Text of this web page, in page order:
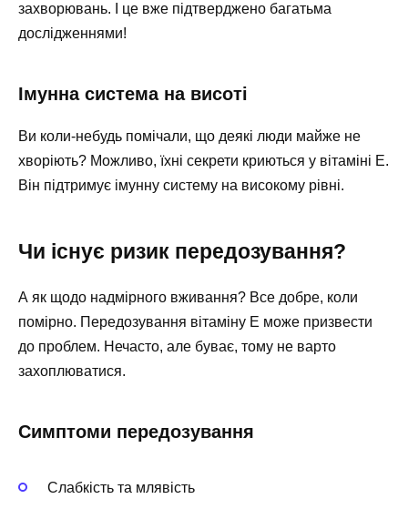
захворювань. І це вже підтверджено багатьма
дослідженнями!
Імунна система на висоті
Ви коли-небудь помічали, що деякі люди майже не
хворіють? Можливо, їхні секрети криються у вітаміні Е.
Він підтримує імунну систему на високому рівні.
Чи існує ризик передозування?
А як щодо надмірного вживання? Все добре, коли
помірно. Передозування вітаміну Е може призвести
до проблем. Нечасто, але буває, тому не варто
захоплюватися.
Симптоми передозування
Слабкість та млявість